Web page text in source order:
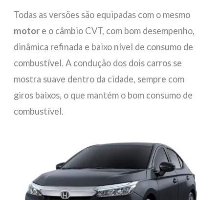
Todas as versões são equipadas com o mesmo
motor e o câmbio CVT, com bom desempenho,
dinâmica refinada e baixo nível de consumo de
combustível. A condução dos dois carros se
mostra suave dentro da cidade, sempre com
giros baixos, o que mantém o bom consumo de
combustível.